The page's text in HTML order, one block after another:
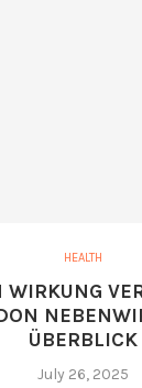
HEALTH
WIRKUNG
ÜBERBLICK
July 26, 2025